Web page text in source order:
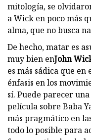
mitología, se
a Wick en poco más
alma, que no busca
De hecho, matar es
muy bien enJohn
es más sádica que
énfasis en los
sí. Puede parecer
película sobre Baba
más pragmático en
todo lo posible para